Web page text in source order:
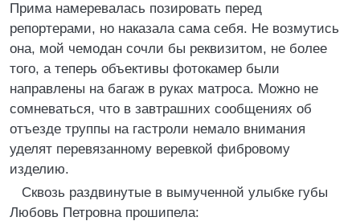
Прима намеревалась позировать перед
репортерами, но наказала сама себя. Не возмутись
она, мой чемодан сочли бы реквизитом, не более
того, а теперь объективы фотокамер были
направлены на багаж в руках матроса. Можно не
сомневаться, что в завтрашних сообщениях об
отъезде труппы на гастроли немало внимания
уделят перевязанному веревкой фибровому
изделию.
Сквозь раздвинутые в вымученной улыбке губы
Любовь Петровна прошипела: